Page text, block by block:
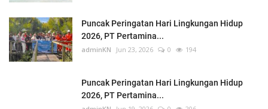
Puncak Peringatan Hari Lingkungan Hidup
2026, PT Pertamina...
adminKN Jun 23, 2026 0 194
Puncak Peringatan Hari Lingkungan Hidup
2026, PT Pertamina...